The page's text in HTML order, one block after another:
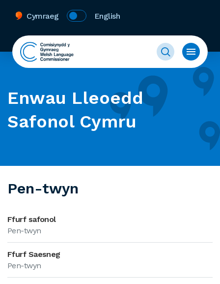
Cymraeg English
Enwau Lleoedd
Safonol Cymru
Pen-twyn
Ffurf safonol
Pen-twyn
Ffurf Saesneg
Pen-twyn